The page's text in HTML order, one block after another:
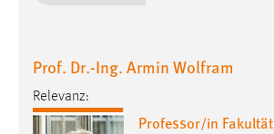
Prof. Dr.-Ing. Armin Wolfram
Relevanz:
Professor/in Fakultät